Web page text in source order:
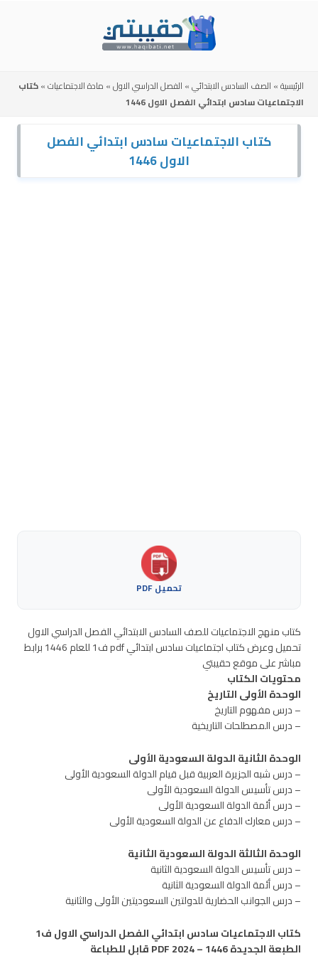
الرئيسية» الصف السادس الابتدائي» الفصل الدراسي الاول» مادة الاجتماعيات»كتاب
الاجتماعيات سادس ابتدائي الفصل الاول 1446
كتاب الاجتماعيات سادس ابتدائي الفصل
الاول 1446
تحميل PDF
كتاب منهج الاجتماعيات للصف السادس الابتدائي الفصل الدراسي الاول
تحميل وعرض كتاب اجتماعيات سادس ابتدائي pdf ف1 للعام 1446 برابط
مباشر على موقع حقيبتي
محتويات الكتاب
الوحدة الأولى التاريخ
– درس مفهوم التاريخ
– درس المصطلحات التاريخية
الوحدة الثانية الدولة السعودية الأولى
– درس شبه الجزيرة العربية قبل قيام الدولة السعودية الأولى
– درس تأسيس الدولة السعودية الأولى
– درس أئمة الدولة السعودية الأولى
– درس معارك الدفاع عن الدولة السعودية الأولى
الوحدة الثالثة الدولة السعودية الثانية
– درس تأسيس الدولة السعودية الثانية
– درس أئمة الدولة السعودية الثانية
– درس الجوانب الحضارية للدولتين السعوديتين الأولى والثانية
كتاب الاجتماعيات سادس ابتدائي الفصل الدراسي الاول ف1
الطبعة الجديدة 1446 – 2024 PDF قابل للطباعة